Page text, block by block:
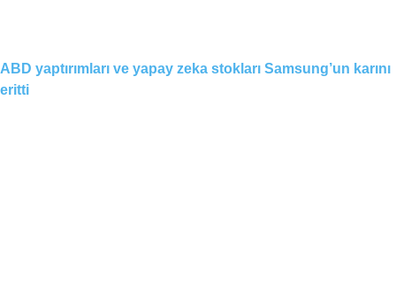
ABD yaptırımları ve yapay zeka stokları Samsung’un karını
eritti